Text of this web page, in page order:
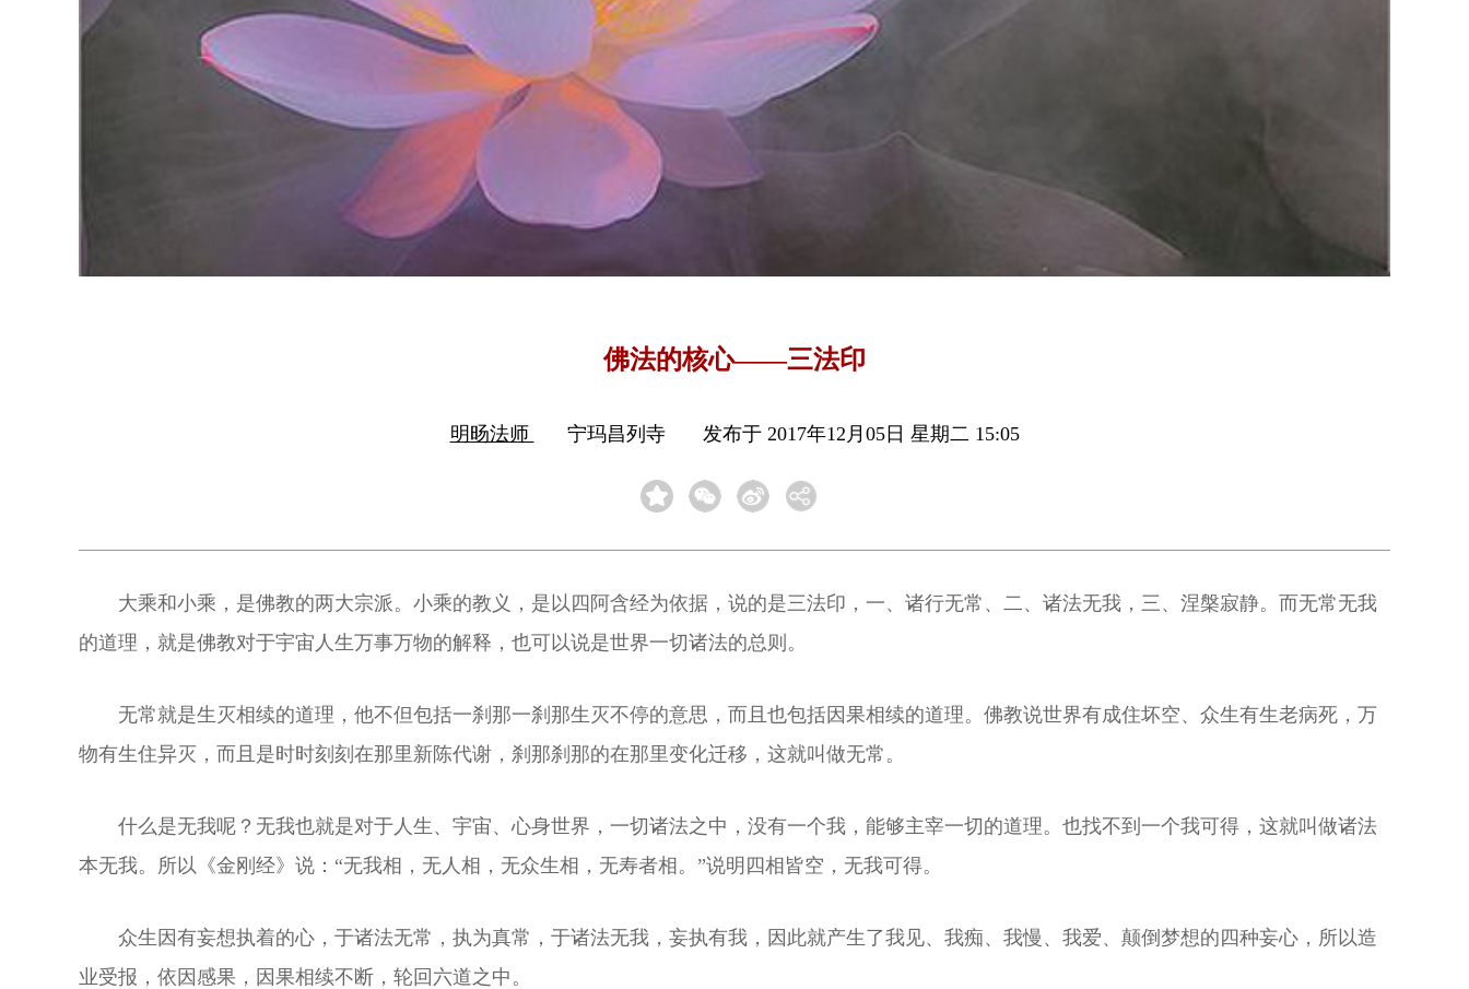
佛法的核心——三法印
明旸法师 宁玛昌列寺 发布于 2017年12月05日 星期二 15:05
大乘和小乘，是佛教的两大宗派。小乘的教义，是以四阿含经为依据，说的是三法印，一、诸行无常、二、诸法无我，三、涅槃寂静。而无常无我
的道理，就是佛教对于宇宙人生万事万物的解释，也可以说是世界一切诸法的总则。
无常就是生灭相续的道理，他不但包括一刹那一刹那生灭不停的意思，而且也包括因果相续的道理。佛教说世界有成住坏空、众生有生老病死，万
物有生住异灭，而且是时时刻刻在那里新陈代谢，刹那刹那的在那里变化迁移，这就叫做无常。
什么是无我呢？无我也就是对于人生、宇宙、心身世界，一切诸法之中，没有一个我，能够主宰一切的道理。也找不到一个我可得，这就叫做诸法
本无我。所以《金刚经》说：“无我相，无人相，无众生相，无寿者相。”说明四相皆空，无我可得。
众生因有妄想执着的心，于诸法无常，执为真常，于诸法无我，妄执有我，因此就产生了我见、我痴、我慢、我爱、颠倒梦想的四种妄心，所以造
业受报，依因感果，因果相续不断，轮回六道之中。